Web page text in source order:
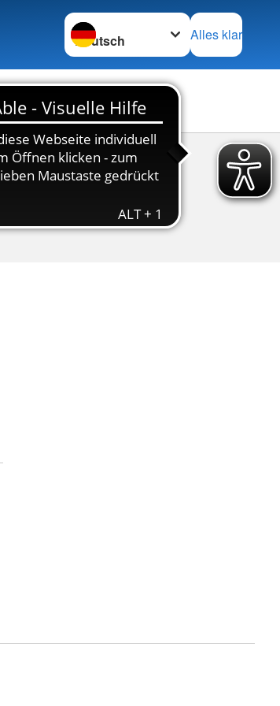
Sprache wechseln zu
Alles klar